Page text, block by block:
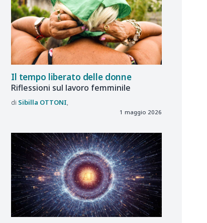
Il tempo liberato delle donne
Riflessioni sul lavoro femminile
Sibilla OTTONI
1 maggio 2026